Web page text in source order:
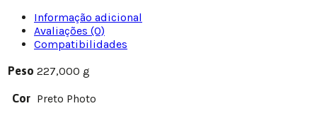
Informação adicional
Avaliações (0)
Compatibilidades
Peso 227,000 g
Cor Preto Photo